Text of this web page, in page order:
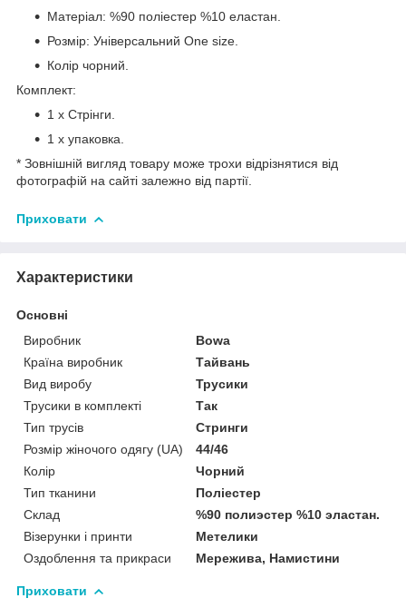
Матеріал: %90 поліестер %10 еластан.
Розмір: Універсальний One size.
Колір чорний.
Комплект:
1 x Стрінги.
1 х упаковка.
* Зовнішній вигляд товару може трохи відрізнятися від
фотографій на сайті залежно від партії.
Приховати
Характеристики
Основні
Виробник
Bowa
Країна виробник
Тайвань
Вид виробу
Трусики
Трусики в комплекті
Так
Тип трусів
Стринги
Розмір жіночого одягу (UA)
44/46
Колір
Чорний
Тип тканини
Поліестер
Склад
%90 полиэстер %10 эластан.
Візерунки і принти
Метелики
Оздоблення та прикраси
Мережива, Намистини
Приховати